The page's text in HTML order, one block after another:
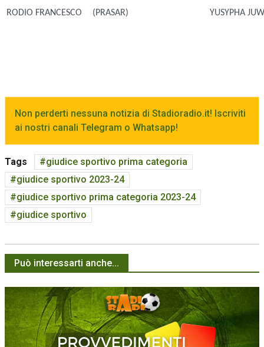
RODIO FRANCESCO (PRASAR) YUSYPHA
Non perderti nessuna notizia di Stadioradio.it! Iscriviti
ai nostri canali Telegram o Whatsapp!
Tags
giudice sportivo prima categoria
giudice sportivo 2023-24
giudice sportivo prima categoria 2023-24
giudice sportivo
Può interessarti anche...